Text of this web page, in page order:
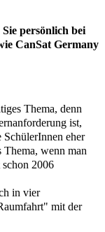
persönlich bei
CanSat Germany
Thema, denn
ist,
eher
Thema, wenn man
2006
in vier
mit der